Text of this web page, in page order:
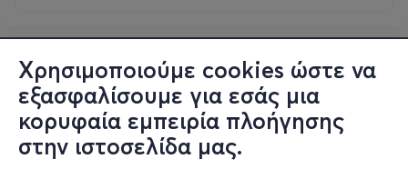
Χρησιμοποιούμε cookies ώστε να
εξασφαλίσουμε για εσάς μια
κορυφαία εμπειρία πλοήγησης
στην ιστοσελίδα μας.